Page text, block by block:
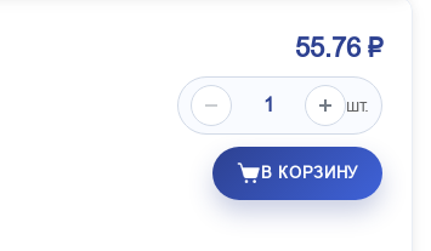
55.76 ₽
шт.
В КОРЗИНУ